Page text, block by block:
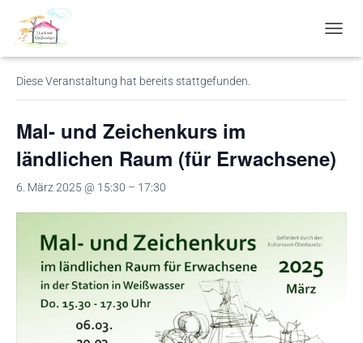
A
G
O
M
« Alle Veranstaltungen
Diese Veranstaltung hat bereits stattgefunden.
Mal- und Zeichenkurs im
ländlichen Raum (für Erwachsene)
6. März 2025 @ 15:30 – 17:30